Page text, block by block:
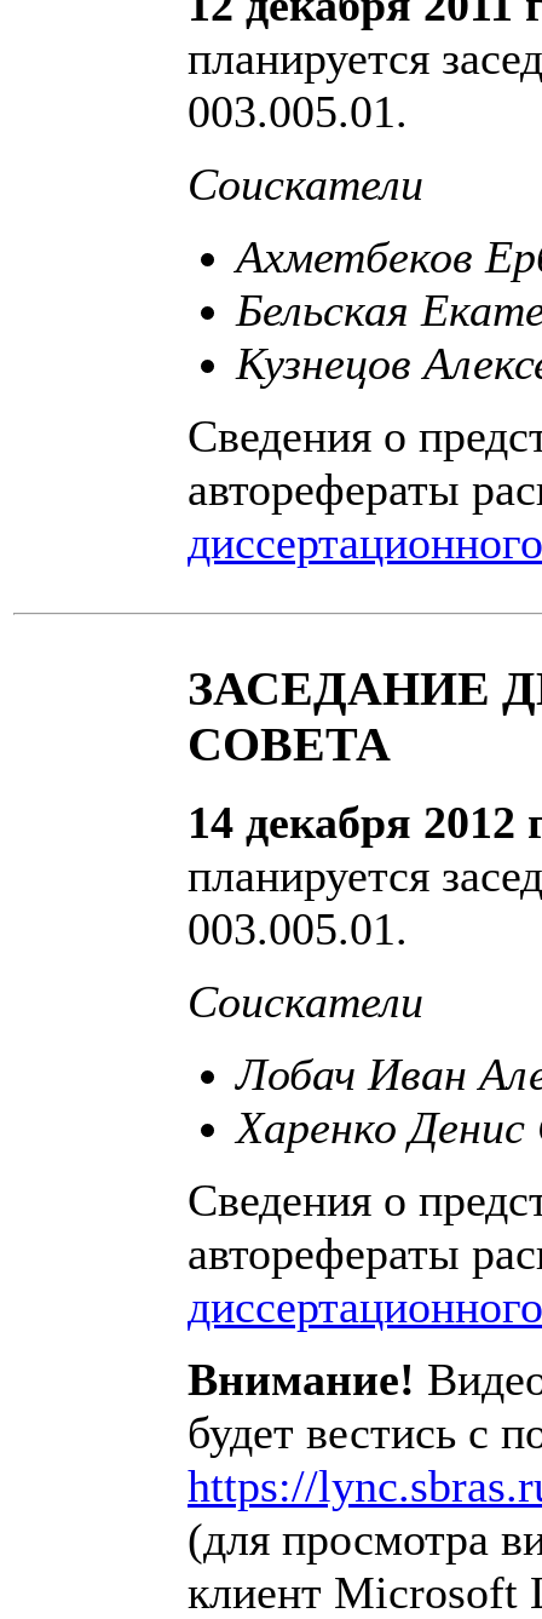
планируется
003.005.01.
Соискатели
Ахметбеков
Бельская
Кузнецов
Сведения о
авторефераты
ЗАСЕДАНИЕ
СОВЕТА
14 декабря 2012
планируется
003.005.01.
Соискатели
Лобач Иван
Харенко Денис
Сведения о
авторефераты
Внимание!
будет вестись с
https://
(для просмотра
клиент Microsoft